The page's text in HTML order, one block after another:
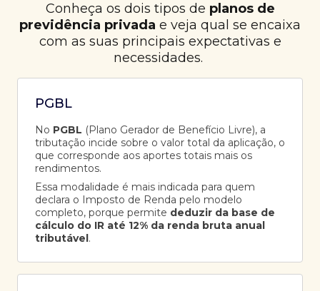
Conheça os dois tipos de planos de
previdência privada e veja qual se encaixa
com as suas principais expectativas e
necessidades.
PGBL
No PGBL (Plano Gerador de Benefício Livre), a
tributação incide sobre o valor total da aplicação, o
que corresponde aos aportes totais mais os
rendimentos.
Essa modalidade é mais indicada para quem
declara o Imposto de Renda pelo modelo
completo, porque permite deduzir da base de
cálculo do IR até 12% da renda bruta anual
tributável.